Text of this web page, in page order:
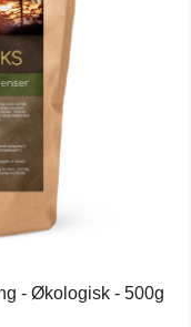
- Økologisk - 500g